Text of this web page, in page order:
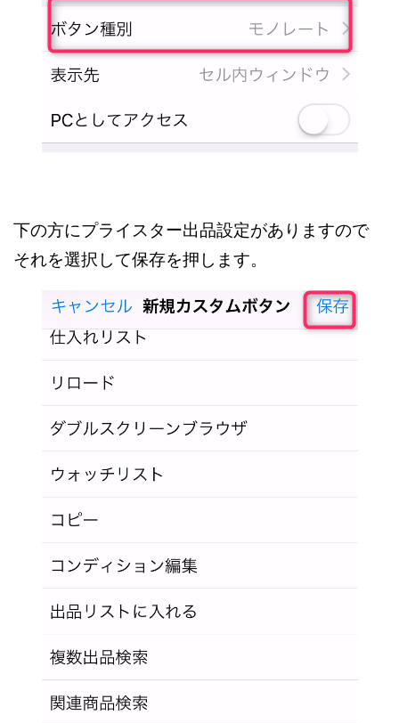
下の方にプライスター出品設定がありますので
それを選択して保存を押します。